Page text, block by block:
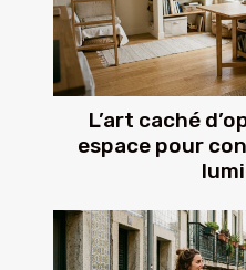
L’art caché
espace pour